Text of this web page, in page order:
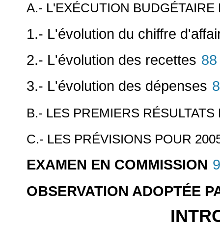
A.- L'EXÉCUTION BUDGÉTAIRE
1.- L'évolution du chiffre
2.- L'évolution des recettes 88
3.- L'évolution des dépenses
B.- LES PREMIERS RÉSULTATS
C.- LES PRÉVISIONS POUR
EXAMEN EN COMMISSION
OBSERVATION ADOPTÉE